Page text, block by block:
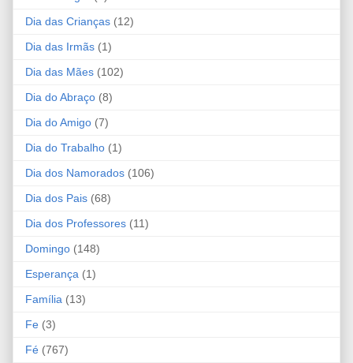
Dia das Crianças (12)
Dia das Irmãs (1)
Dia das Mães (102)
Dia do Abraço (8)
Dia do Amigo (7)
Dia do Trabalho (1)
Dia dos Namorados (106)
Dia dos Pais (68)
Dia dos Professores (11)
Domingo (148)
Esperança (1)
Família (13)
Fe (3)
Fé (767)